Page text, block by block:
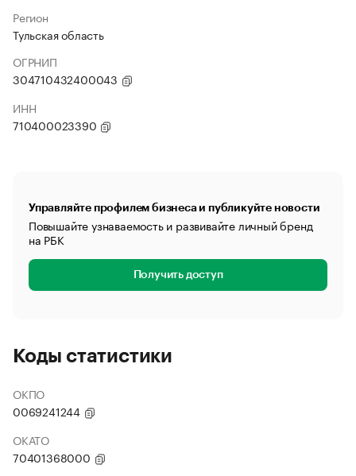
Регион
Тульская область
ОГРНИП
304710432400043
ИНН
710400023390
Управляйте профилем бизнеса и публикуйте новости
Повышайте узнаваемость и развивайте личный бренд
на РБК
Получить доступ
Коды статистики
ОКПО
0069241244
ОКАТО
70401368000